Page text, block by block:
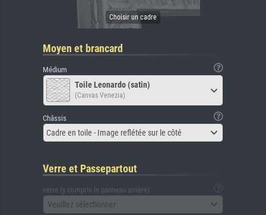
Moyen et brancard
Médium
Toile Leonardo (satin)
(Canvas Venezia)
Châssis
Cadre en toile - Image reflétée sur le côté
Verre et Passepartout
verre (y compris le panneau arrière)
Veuillez sélectionner